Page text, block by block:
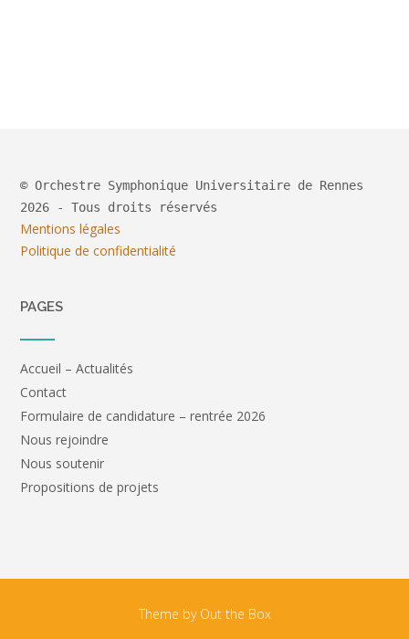
© Orchestre Symphonique Universitaire de Rennes
2026 - Tous droits réservés
Mentions légales
Politique de confidentialité
PAGES
Accueil – Actualités
Contact
Formulaire de candidature – rentrée 2026
Nous rejoindre
Nous soutenir
Propositions de projets
Theme by Out the Box